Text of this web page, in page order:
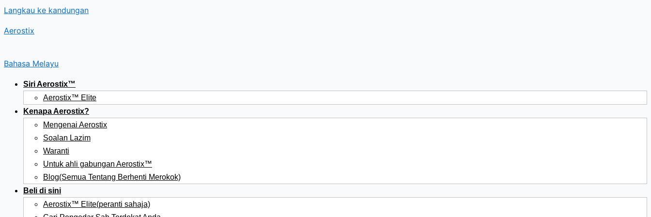
Langkau ke kandungan
Aerostix
Bahasa Melayu
Siri Aerostix™
Aerostix™ Elite
Kenapa Aerostix?
Mengenai Aerostix
Soalan Lazim
Waranti
Untuk ahli gabungan Aerostix™
Blog(Semua Tentang Berhenti Merokok)
Beli di sini
Aerostix™ Elite(peranti sahaja)